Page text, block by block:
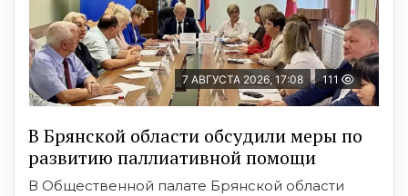
7 АВГУСТА 2026, 17:08 111
В Брянской области обсудили меры по
развитию паллиативной помощи
В Общественной палате Брянской области